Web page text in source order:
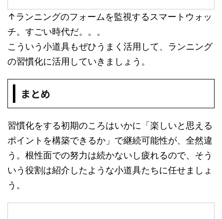
↑ランニングのフォームを監視するスマートウォッ
チ。すごい時代だ。。。
こういう小道具もぜひうまく活用して、ランニング
の習慣化に活用していきましょう。
まとめ
習慣化をする初期のころはいかに「楽しいと思える
ポイントを構築できるか」で継続可能性が、全然違
う。根性面での努力は続かないし疲れるので、そう
いう役割は紹介したような小道具たちに任せましょ
う。